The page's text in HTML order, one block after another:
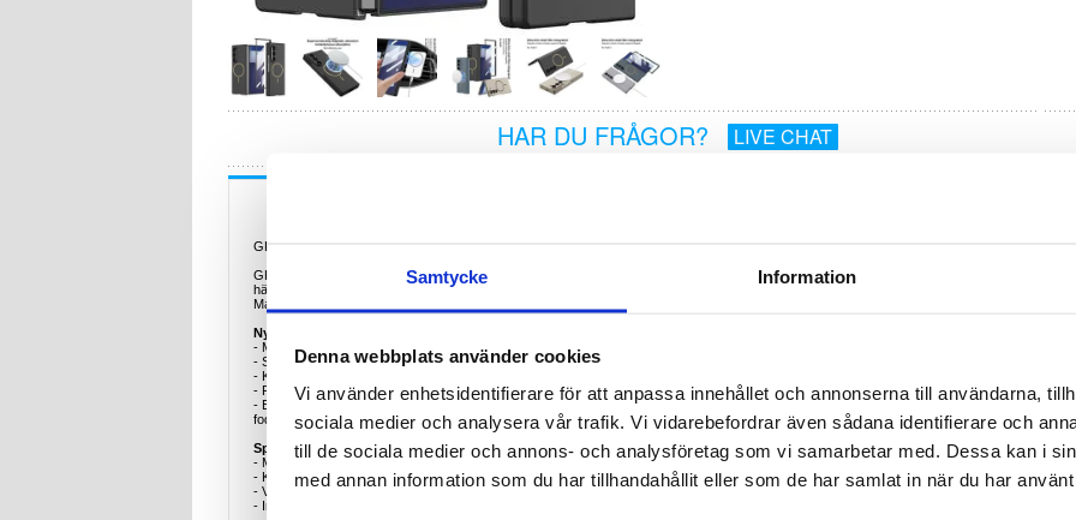
Samtycke Information
Denna webbplats använder cookies
Vi använder enhetsidentifierare för att anpassa innehållet och annonserna till användarna,
sociala medier och analysera vår trafik. Vi vidarebefordrar även sådana identifierare och
till de sociala medier och annons- och analysföretag som vi samarbetar med. Dessa kan i
med annan information som du har tillhandahållit eller som de har samlat in när du har
HAR DU FRÅGOR? LIVE CHAT
GKK Magnetiskt smalt skal med skärmskydd i härdat glas för Samsung Galaxy Z Fold7 - MagSafe-kompatibel
GKK Magnetic Slim Case är designat exklusivt för Samsung Galaxy Z Fold7. Med sin eleganta profil, slitstarka material och integrerade
härdade glas ger detta fodral en perfekt balans mellan stil och säkerhet. Den inbyggda magnetiska ringen säkerställer sömlös användning med
MagSafe-laddare och tillbehör, vilket gör den dagliga laddningen mer effektiv.
Nyckelfunktioner
- MagSafe-kompatibel: Inbyggd magnetring garanterar stabil inriktning med trådlösa laddare och MagSafe-tillbehör.
- Smal och lätt design: Behåller den ursprungliga känslan av din telefon samtidigt som den erbjuder ett pålitligt dagligt skydd.
- Konstruktion av hård PC + härdat glas: Premiummaterial ger reptålighet, hållbarhet och en elegant finish.
- Främre skärmskydd ingår: Högupplöst härdat glasfilm skyddar den externa skärmen från repor och mindre stötar.
- Exakta utskärningar: Konstruerad med exakta öppningar för kameror, knappar och portar, vilket säkerställer full funktionalitet utan att ta bort
fodralet.
Specifikationer
- Material: Hård PC + härdat glas
- Kompatibilitet: Samsung Galaxy Z Fold7
- Vikt: Lättvikt, design med tunn profil
- Inkluderade tillbehör: Skärmfilm av härdat glas på framsidan